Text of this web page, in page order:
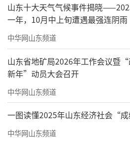
立足国家战略，打造
展览深入贯彻落实国
部署，紧扣高质量发展主
海洋科技、海洋产业、海
领域取得的卓越成就，生
陆海统筹、向海图强，努
山东十大天气气候事件揭晓
一年，10月中上旬遭遇最强连阴雨
中华网山东频道
山东省地矿局2026年工作会议暨
新年”动员大会召开
中华网山东频道
一图读懂2025年山东经济社会“成
中华网山东频道